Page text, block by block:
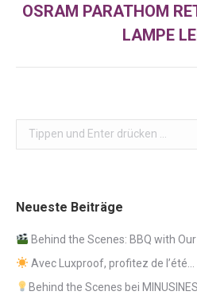
OSRAM PARATHOM
LAMPE
Search:
Neueste Beiträge
Behind the Scenes: BBQ with Our
Avec Luxproof, profitez de
Behind the Scenes bei